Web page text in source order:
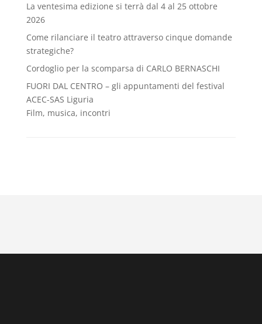
La ventesima edizione si terrà dal 4 al 25 ottobre
2026
Come rilanciare il teatro attraverso cinque domande
strategiche?
Cordoglio per la scomparsa di CARLO BERNASCHI
FUORI DAL CENTRO – gli appuntamenti del festival
ACEC-SAS Liguria
Film, musica, incontri